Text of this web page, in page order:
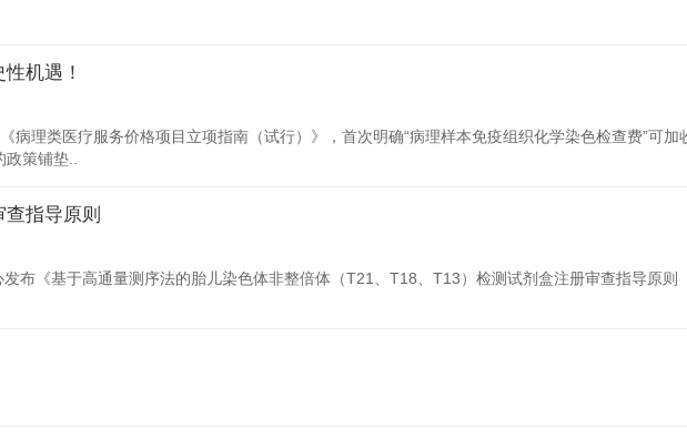
机遇！
理类医疗服务价格项目立项指南（试行）》，首次明确“病理样本免疫组织化学染色检查费”可加
政策铺垫..
指导原则
布《基于高通量测序法的胎儿染色体非整倍体（T21、T18、T13）检测试剂盒注册审查指导原则